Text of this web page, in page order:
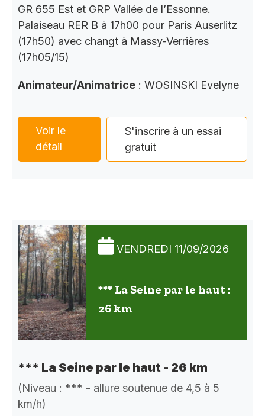
GR 655 Est et GRP Vallée de l’Essonne.
Palaiseau RER B à 17h00 pour Paris Auserlitz
(17h50) avec changt à Massy-Verrières
(17h05/15)
Animateur/Animatrice : WOSINSKI Evelyne
Voir le
détail
S'inscrire à un essai
gratuit
VENDREDI 11/09/2026
*** La Seine par le haut :
26 km
*** La Seine par le haut - 26 km
(Niveau : *** - allure soutenue de 4,5 à 5
km/h)